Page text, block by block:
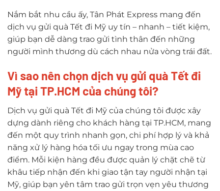
Nắm bắt nhu cầu ấy, Tân Phát Express mang đến
dịch vụ gửi quà Tết đi Mỹ uy tín – nhanh – tiết kiệm,
giúp bạn dễ dàng trao gửi tình thân đến những
người mình thương dù cách nhau nửa vòng trái đất.
Vì sao nên chọn dịch vụ gửi quà Tết đi
Mỹ tại TP.HCM của chúng tôi?
Dịch vụ gửi quà Tết đi Mỹ của chúng tôi được xây
dựng dành riêng cho khách hàng tại TP.HCM, mang
đến một quy trình nhanh gọn, chi phí hợp lý và khả
năng xử lý hàng hóa tối ưu ngay trong mùa cao
điểm. Mỗi kiện hàng đều được quản lý chặt chẽ từ
khâu tiếp nhận đến khi giao tận tay người nhận tại
Mỹ, giúp bạn yên tâm trao gửi trọn vẹn yêu thương